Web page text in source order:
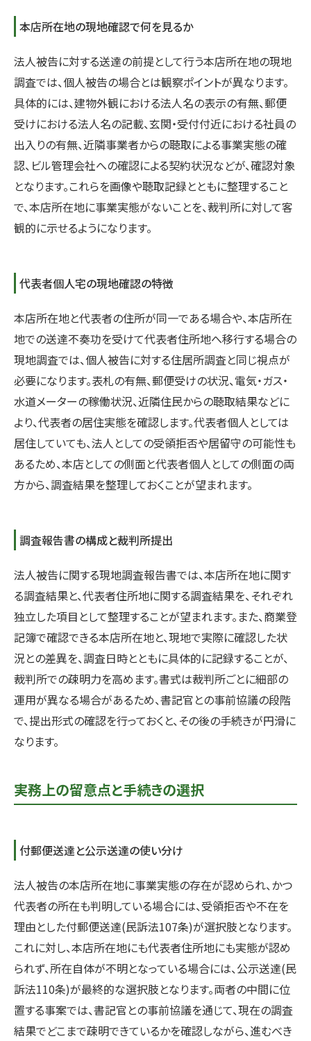
本店所在地の現地確認で何を見るか
法人被告に対する送達の前提として行う本店所在地の現地
調査では、個人被告の場合とは観察ポイントが異なります。
具体的には、建物外観における法人名の表示の有無、郵便
受けにおける法人名の記載、玄関・受付付近における社員の
出入りの有無、近隣事業者からの聴取による事業実態の確
認、ビル管理会社への確認による契約状況などが、確認対象
となります。これらを画像や聴取記録とともに整理すること
で、本店所在地に事業実態がないことを、裁判所に対して客
観的に示せるようになります。
代表者個人宅の現地確認の特徴
本店所在地と代表者の住所が同一である場合や、本店所在
地での送達不奏功を受けて代表者住所地へ移行する場合の
現地調査では、個人被告に対する住居所調査と同じ視点が
必要になります。表札の有無、郵便受けの状況、電気・ガス・
水道メーターの稼働状況、近隣住民からの聴取結果などに
より、代表者の居住実態を確認します。代表者個人としては
居住していても、法人としての受領拒否や居留守の可能性も
あるため、本店としての側面と代表者個人としての側面の両
方から、調査結果を整理しておくことが望まれます。
調査報告書の構成と裁判所提出
法人被告に関する現地調査報告書では、本店所在地に関す
る調査結果と、代表者住所地に関する調査結果を、それぞれ
独立した項目として整理することが望まれます。また、商業登
記簿で確認できる本店所在地と、現地で実際に確認した状
況との差異を、調査日時とともに具体的に記録することが、
裁判所での疎明力を高めます。書式は裁判所ごとに細部の
運用が異なる場合があるため、書記官との事前協議の段階
で、提出形式の確認を行っておくと、その後の手続きが円滑に
なります。
実務上の留意点と手続きの選択
付郵便送達と公示送達の使い分け
法人被告の本店所在地に事業実態の存在が認められ、かつ
代表者の所在も判明している場合には、受領拒否や不在を
理由とした付郵便送達(民訴法107条)が選択肢となります。
これに対し、本店所在地にも代表者住所地にも実態が認め
られず、所在自体が不明となっている場合には、公示送達(民
訴法110条)が最終的な選択肢となります。両者の中間に位
置する事案では、書記官との事前協議を通じて、現在の調査
結果でどこまで疎明できているかを確認しながら、進むべき